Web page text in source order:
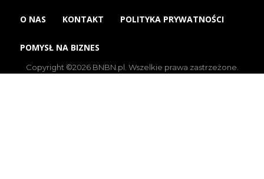
O NAS KONTAKT POLITYKA PRYWATNOŚCI
POMYSŁ NA BIZNES
Copyright ©2026 BNBN.pl. Wszelkie prawa zastrzeżone.